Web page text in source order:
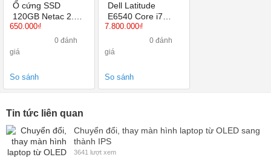
Ổ cứng SSD
120GB Netac 2.5-
Inch SATA III
650.000₫
0 đánh
giá
So sánh
Dell Latitude
E6540 Core i7
4600M, Ram 4GB,
SSD 120GB, 15.6
Inch, HD Graphics
7.800.000₫
0 đánh
giá
So sánh
Tin tức liên quan
Chuyển đổi, thay màn hình laptop từ OLED sang
thành IPS
3641 lượt xem